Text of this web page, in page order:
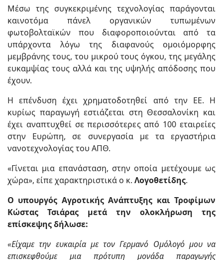
Μέσω της συγκεκριμένης τεχνολογίας παράγονται
καινοτόμα πάνελ οργανικών τυπωμένων
φωτοβολταϊκών που διαφοροποιούνται από τα
υπάρχοντα λόγω της διαφανούς ομοιόμορφης
μεμβράνης τους, του μικρού τους όγκου, της μεγάλης
ευκαμψίας τους αλλά και της υψηλής απόδοσης που
έχουν.
Η επένδυση έχει χρηματοδοτηθεί από την ΕΕ. Η
κυρίως παραγωγή εστιάζεται στη Θεσσαλονίκη και
έχει αναπτυχθεί σε περισσότερες από 100 εταιρείες
στην Ευρώπη, σε συνεργασία με τα εργαστήρια
νανοτεχνολογίας του ΑΠΘ.
«Γίνεται μια επανάσταση, στην οποία μετέχουμε ως
χώρα», είπε χαρακτηριστικά ο κ. Λογοθετίδης.
Ο υπουργός Αγροτικής Ανάπτυξης και Τροφίμων
Κώστας Τσιάρας μετά την ολοκλήρωση της
επίσκεψης δήλωσε:
«Είχαμε την ευκαιρία με τον Γερμανό Ομόλογό μου να
επισκεφθούμε μια πρότυπη μονάδα παραγωγής